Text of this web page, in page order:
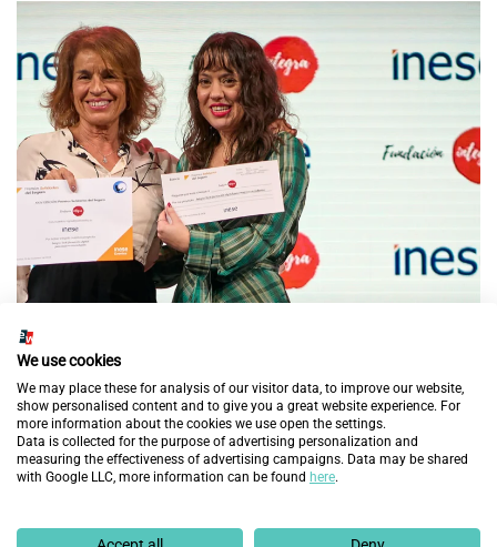
Fundación Integra galardonada por INESE en los
Premios Solidarios del Seguro
20 de noviembre de 2024
PREMIOS Y RECONOCIMIENTOS
We use cookies
We may place these for analysis of our visitor data, to improve our website,
show personalised content and to give you a great website experience. For
more information about the cookies we use open the settings.
Data is collected for the purpose of advertising personalization and
measuring the effectiveness of advertising campaigns. Data may be shared
with Google LLC, more information can be found here.